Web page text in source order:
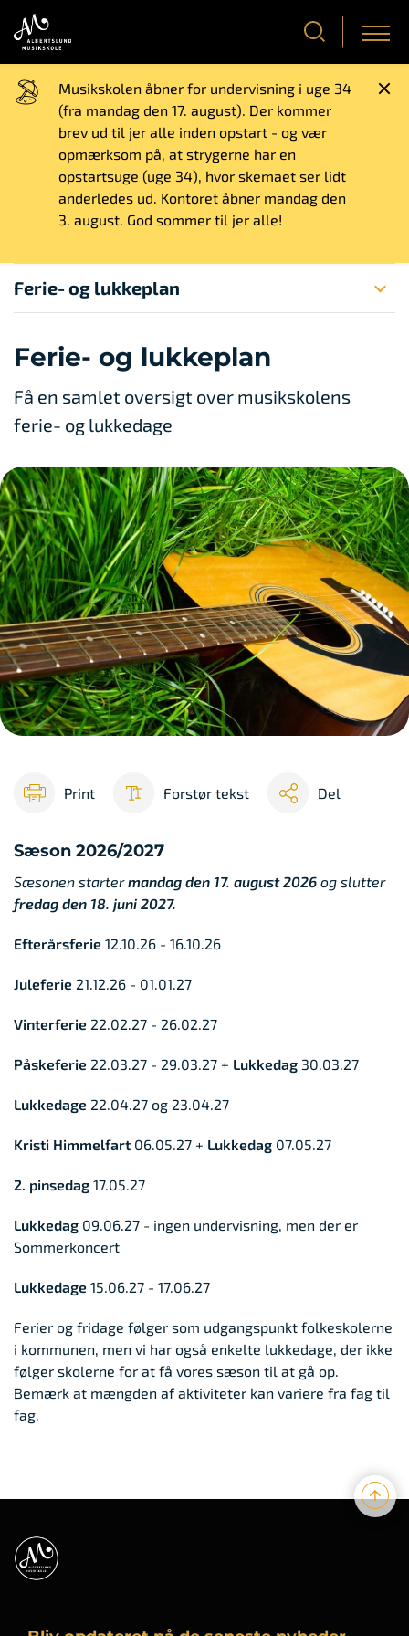
Musikskolen åbner for undervisning i uge 34
(fra mandag den 17. august). Der kommer
brev ud til jer alle inden opstart - og vær
opmærksom på, at strygerne har en
opstartsuge (uge 34), hvor skemaet ser lidt
anderledes ud. Kontoret åbner mandag den
3. august. God sommer til jer alle!
Ferie- og lukkeplan
Ferie- og lukkeplan
Få en samlet oversigt over musikskolens
ferie- og lukkedage
Print Forstør tekst Del
Sæson 2026/2027
Sæsonen startermandag den 17. august 2026 og slutter
fredag den 18. juni 2027.
Efterårsferie 12.10.26 - 16.10.26
Juleferie 21.12.26 - 01.01.27
Vinterferie 22.02.27 - 26.02.27
Påskeferie 22.03.27 - 29.03.27 + Lukkedag 30.03.27
Lukkedage 22.04.27 og 23.04.27
Kristi Himmelfart 06.05.27 + Lukkedag 07.05.27
2. pinsedag 17.05.27
Lukkedag 09.06.27 - ingen undervisning, men der er
Sommerkoncert
Lukkedage 15.06.27 - 17.06.27
Ferier og fridage følger som udgangspunkt folkeskolerne
i kommunen, men vi har også enkelte lukkedage, der ikke
følger skolerne for at få vores sæson til at gå op.
Bemærk at mængden af aktiviteter kan variere fra fag til
fag.